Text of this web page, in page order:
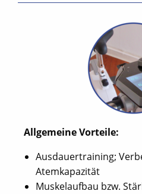
Allgemeine Vorteile:
Ausdauertraining;
Atemkapazität
Muskelaufbau bzw.